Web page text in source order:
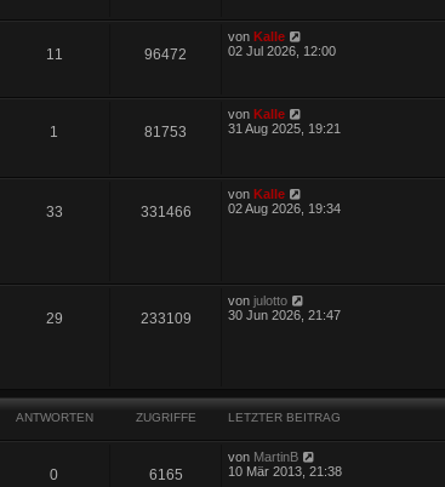
11 96472
vonKalle
02 Jul 2026, 12:00
1 81753
vonKalle
31 Aug 2025, 19:21
33 331466
vonKalle
02 Aug 2026, 19:34
29 233109
vonjulotto
30 Jun 2026, 21:47
ANTWORTEN ZUGRIFFE LETZTER BEITRAG
0 6165
von MartinB
10 Mär 2013, 21:38